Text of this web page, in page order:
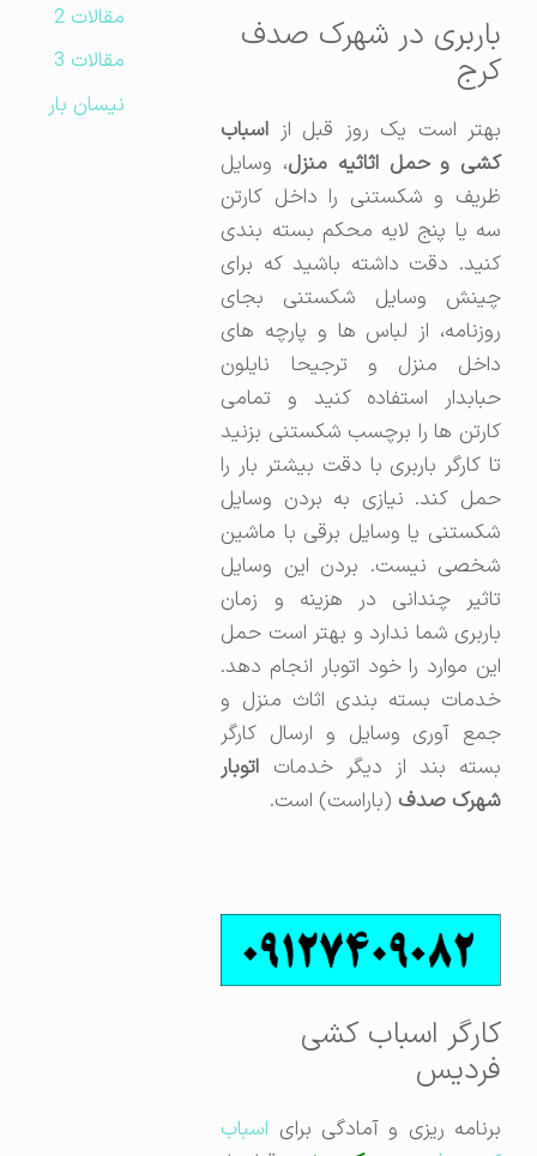
باربری در شهرک صدف
کرج
بهتر است یک روز قبل ازاسباب
کشی و حمل اثاثیه منزل، وسایل
ظریف و شکستنی را داخل کارتن
سه یا پنج لایه محکم بسته بندی
کنید. دقت داشته باشید که برای
چینش وسایل شکستنی بجای
روزنامه، از لباس ها و پارچه های
داخل منزل و ترجیحا نایلون
حبابدار استفاده کنید و تمامی
کارتن ها را برچسب شکستنی بزنید
تا کارگر باربری با دقت بیشتر بار را
حمل کند. نیازی به بردن وسایل
شکستنی یا وسایل برقی با ماشین
شخصی نیست. بردن این وسایل
تاثیر چندانی در هزینه و زمان
باربری شما ندارد و بهتر است حمل
این موارد را خود اتوبار انجام دهد.
خدمات بسته بندی اثاث منزل و
جمع آوری وسایل و ارسال کارگر
بسته بند از دیگر خدماتاتوبار
شهرک صدف(باراست) است.
کارگر اسباب کشی
فردیس
برنامه ریزی و آمادگی برایاسباب
مقالات 2
مقالات 3
نیسان بار